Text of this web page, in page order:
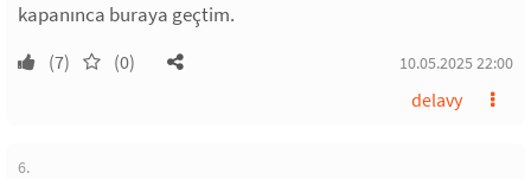
kapanınca buraya geçtim.
(7) (0) 10.05.2025 22:00
delavy
6.